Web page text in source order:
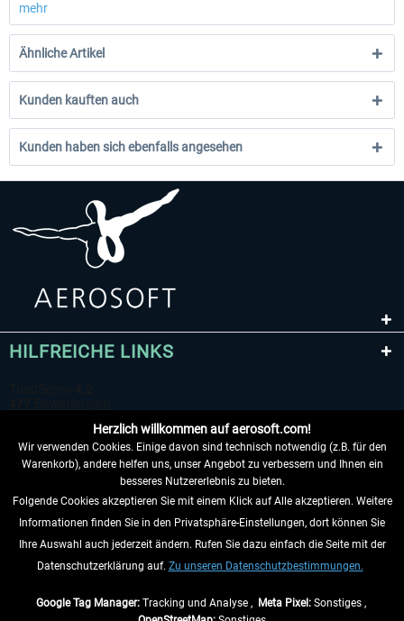
mehr
Ähnliche Artikel
Kunden kauften auch
Kunden haben sich ebenfalls angesehen
HILFREICHE LINKS
VERTRAG WIDERRUFEN
INFORMATIONEN
Herzlich willkommen auf aerosoft.com!
Wir verwenden Cookies. Einige davon sind technisch notwendig (z.B. für den
Warenkorb), andere helfen uns, unser Angebot zu verbessern und Ihnen ein
besseres Nutzererlebnis zu bieten.
Folgende Cookies akzeptieren Sie mit einem Klick auf Alle akzeptieren. Weitere
Informationen finden Sie in den Privatsphäre-Einstellungen, dort können Sie
Ihre Auswahl auch jederzeit ändern. Rufen Sie dazu einfach die Seite mit der
Datenschutzerklärung auf. Zu unseren Datenschutzbestimmungen.
Google Tag Manager:Tracking und Analyse , Meta Pixel:Sonstiges ,